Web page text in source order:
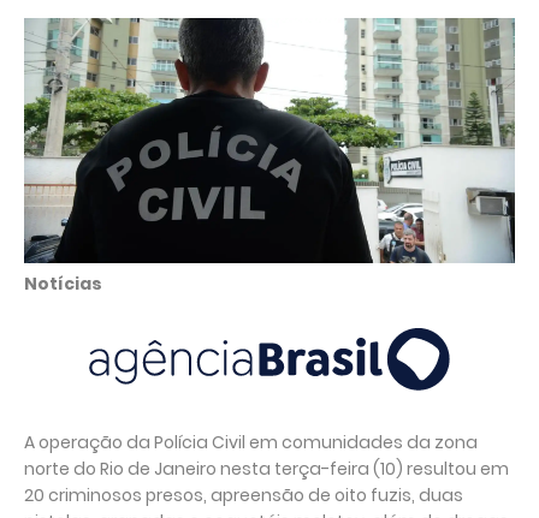
Notícias
A operação da Polícia Civil em comunidades da zona
norte do Rio de Janeiro nesta terça-feira (10) resultou em
20 criminosos presos, apreensão de oito fuzis, duas